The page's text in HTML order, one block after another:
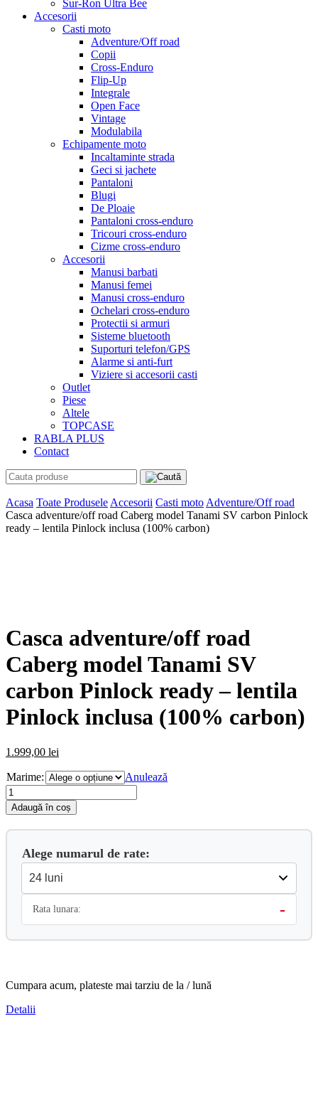
Sur-Ron Ultra Bee
Accesorii
Casti moto
Adventure/Off road
Copii
Cross-Enduro
Flip-Up
Integrale
Open Face
Vintage
Modulabila
Echipamente moto
Incaltaminte strada
Geci si jachete
Pantaloni
Blugi
De Ploaie
Pantaloni cross-enduro
Tricouri cross-enduro
Cizme cross-enduro
Accesorii
Manusi barbati
Manusi femei
Manusi cross-enduro
Ochelari cross-enduro
Protectii si armuri
Sisteme bluetooth
Suporturi telefon/GPS
Alarme si anti-furt
Viziere si accesorii casti
Outlet
Piese
Altele
TOPCASE
RABLA PLUS
Contact
Acasa Toate Produsele Accesorii Casti moto Adventure/Off road
Casca adventure/off road Caberg model Tanami SV carbon Pinlock
ready – lentila Pinlock inclusa (100% carbon)
Casca adventure/off road
Caberg model Tanami SV
carbon Pinlock ready – lentila
Pinlock inclusa (100% carbon)
1.999,00 lei
Marime:
Anulează
Cantitate
Casca
adventure/off
road
model
Tanami
carbon
Pinlock
lentila
(100%
carbon)
Adaugă în coș
Alege numarul de rate:
Rata lunara: -
Cumpara acum, plateste mai tarziu de la / lună
Detalii